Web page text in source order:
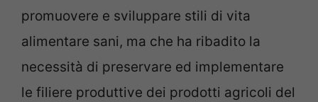
promuovere e sviluppare stili di vita
alimentare sani, ma che ha ribadito la
necessità di preservare ed implementare
le filiere produttive dei prodotti agricoli del